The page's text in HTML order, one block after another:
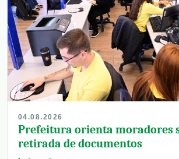
04.08.2026
Prefeitura orienta moradores
retirada de documentos